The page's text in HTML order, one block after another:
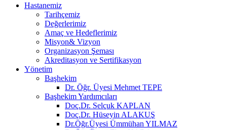
Hastanemiz
Tarihçemiz
Değerlerimiz
Amaç ve Hedeflerimiz
Misyon& Vizyon
Organizasyon Şeması
Akreditasyon ve Sertifikasyon
Yönetim
Başhekim
Dr. Öğr. Üyesi Mehmet TEPE
Başhekim Yardımcıları
Doç.Dr. Selçuk KAPLAN
Doç.Dr. Hüseyin ALAKUŞ
Dr.Öğr.Üyesi Ümmühan YILMAZ